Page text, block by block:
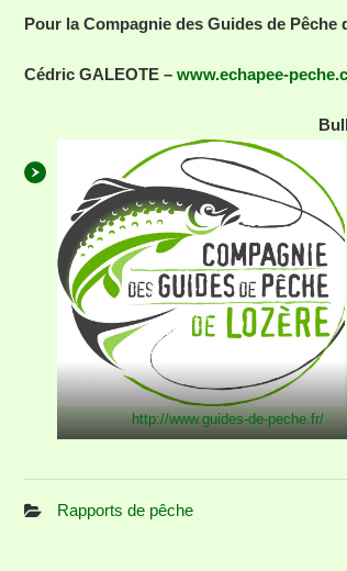
Pour la Compagnie des Guides de Pêche
Cédric GALEOTE – www.echapee-
http://www.guides-de-peche.fr/
Rapports de pêche